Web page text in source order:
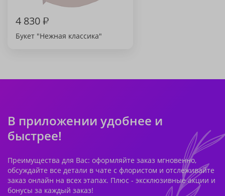
4 830₽
Букет "Нежная классика"
В приложении удобнее и
быстрее!
Преимущества для Вас: оформляйте заказ мгновенно,
обсуждайте все детали в чате с флористом и отслеживайте
заказ онлайн на всех этапах. Плюс - эксклюзивные акции и
бонусы за каждый заказ!